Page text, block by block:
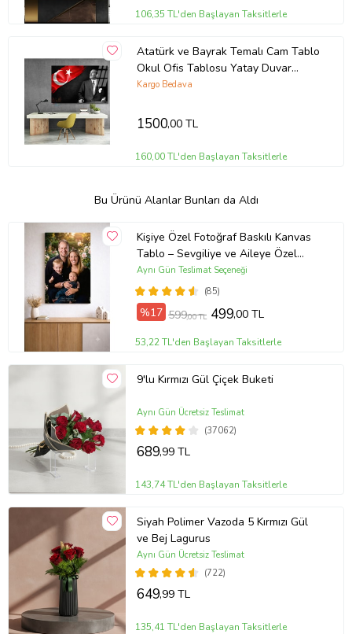
106,35 TL'den Başlayan Taksitlerle
Atatürk ve Bayrak Temalı Cam Tablo
Okul Ofis Tablosu Yatay Duvar
Dekoru
Kargo Bedava
1500,00 TL
160,00 TL'den Başlayan Taksitlerle
Bu Ürünü Alanlar Bunları da Aldı
Kişiye Özel Fotoğraf Baskılı Kanvas
Tablo – Sevgiliye ve Aileye Özel
Hediye (ÇokluRenk)
(85)
Aynı Gün Teslimat Seçeneği
%17 599,00 TL 499,00 TL
53,22 TL'den Başlayan Taksitlerle
9'lu Kırmızı Gül Çiçek Buketi
(37062)
Aynı Gün Ücretsiz Teslimat
689,99 TL
143,74 TL'den Başlayan Taksitlerle
Siyah Polimer Vazoda 5 Kırmızı Gül
ve Bej Lagurus
(722)
Aynı Gün Ücretsiz Teslimat
649,99 TL
135,41 TL'den Başlayan Taksitlerle